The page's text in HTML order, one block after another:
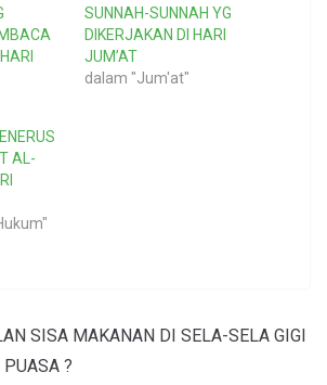
SUNNAH-SUNNAH YG
DIKERJAKAN DI HARI
JUM’AT
dalam "Jum'at"
AL-
SISA MAKANAN DI SELA-SELA GIGI
?